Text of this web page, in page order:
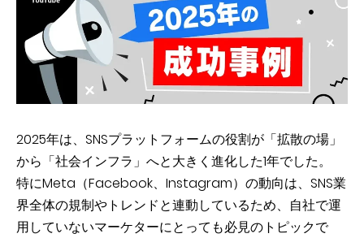
2025年は、SNSプラットフォームの役割が「拡散の場」
から「社会インフラ」へと大きく進化した1年でした。
特にMeta（Facebook、Instagram）の動向は、SNS業
界全体の規制やトレンドと連動しているため、自社で運
用していないマーケターにとっても必見のトピックで